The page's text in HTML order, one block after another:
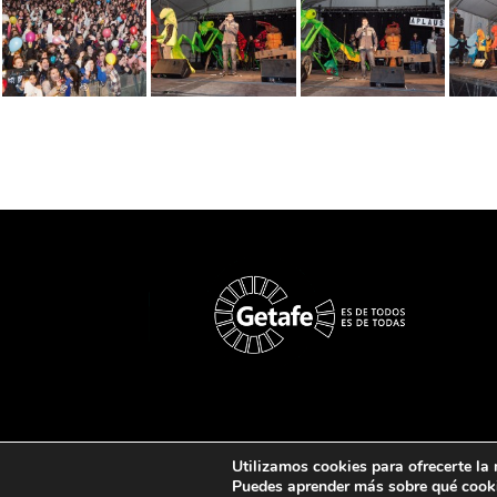
©
Utilizamos cookies para ofrecerte la
Puedes aprender más sobre qué